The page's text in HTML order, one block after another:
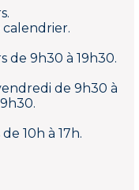
calendrier.
de 9h30 à 19h30.
de 9h30 à
10h à 17h.